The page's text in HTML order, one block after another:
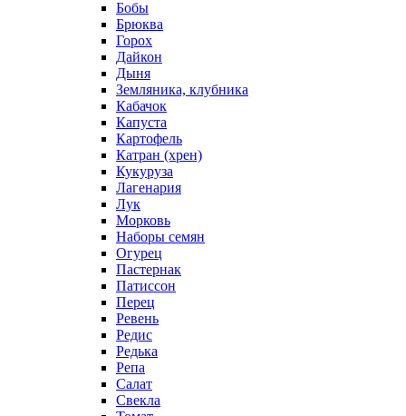
Бобы
Брюква
Горох
Дайкон
Дыня
Земляника, клубника
Кабачок
Капуста
Картофель
Катран (хрен)
Кукуруза
Лагенария
Лук
Морковь
Наборы семян
Огурец
Пастернак
Патиссон
Перец
Ревень
Редис
Редька
Репа
Салат
Свекла